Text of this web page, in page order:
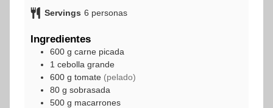
Servings 6 personas
Ingredientes
600 g carne picada
1 cebolla grande
600 g tomate (pelado)
80 g sobrasada
500 g macarrones